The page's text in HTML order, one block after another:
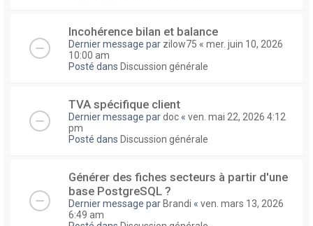
Incohérence bilan et balance
Dernier message par zilow75 « mer. juin 10, 2026
10:00 am
Posté dans Discussion générale
TVA spécifique client
Dernier message pardoc « ven. mai 22, 2026 4:12
pm
Posté dans Discussion générale
Générer des fiches secteurs à partir d'une
base PostgreSQL ?
Dernier message par Brandi « ven. mars 13, 2026
6:49 am